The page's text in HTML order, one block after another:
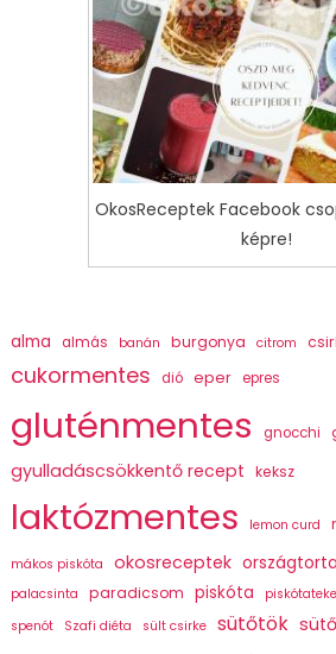
OkosReceptek Facebook
képre!
alma almás banán burgonya citrom
cukormentes dió eper epres
gluténmentes gnocchi
gyulladáscsökkentő recept keksz
laktózmentes lemon curd
mákos piskóta okosreceptek országtorta
palacsinta paradicsom piskóta
spenót Szafi diéta sült csirke sütőtök